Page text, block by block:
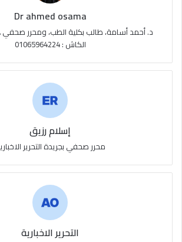
S
S
Dr ahmed osama
د. أحمد أسامة، طالب بكلية الطب، ومحرر صحفي
الكاش : 01065964224
إسلام رزيق
محرر صحفي بجريدة التحرير
التحرير الاخبارية